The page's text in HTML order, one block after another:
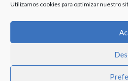
Utilizamos cookies para optimizar nuestro